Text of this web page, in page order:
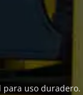
para uso duradero.